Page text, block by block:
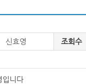
신효영
조회수
입니다